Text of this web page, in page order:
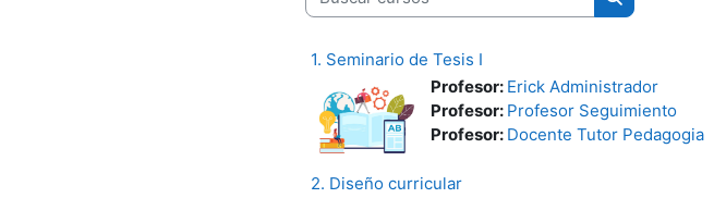
Buscar cursos
1. Seminario de Tesis I
Profesor: Erick Administrador
Profesor: Profesor Seguimiento
Profesor: Docente Tutor Pedagogia
2. Diseño curricular